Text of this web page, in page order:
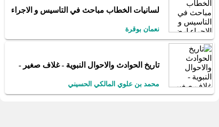
لسانيات الخطاب مباحث في التاسيس و الاجراء
نعمان بوقرة
تاريخ الحوادث والاحوال النبوية - غلاف صغير -
محمد بن علوي المالكي الحسيني